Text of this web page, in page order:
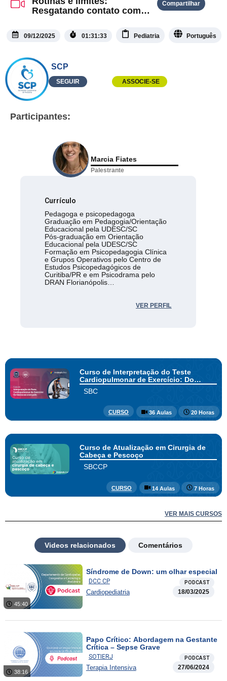
Resgatando contato com
Compartilhar
09/12/2025 01:31:33 Pediatria Português
SCP
SEGUIR ASSOCIE-SE
Participantes:
Marcia Fiates
Palestrante
Currículo
Pedagoga e psicopedagoga
Graduação em Pedagogia/Orientação
Educacional pela UDESC/SC
Pós-graduação em Orientação
Educacional pela UDESC/SC
Formação em Psicopedagogia Clínica
e Grupos Operativos pelo Centro de
Estudos Psicopedagógicos de
Curitiba/PR e em Psicodrama pelo
DRAN Florianópolis
VER PERFIL
Curso de Interpretação do Teste
Cardiopulmonar de Exercício: Do
básico ao avançado
SBC
CURSO 36 Aulas 20 Horas
Curso de Atualização em Cirurgia de
Cabeça e Pescoço
SBCCP
CURSO 14 Aulas 7 Horas
VER MAIS CURSOS
Videos relacionados Comentários
45:40
Síndrome de Down: um olhar especial
DCC CP PODCAST
Cardiopediatria 18/03/2025
38:16
Papo Crítico: Abordagem na Gestante
Crítica – Sepse Grave
SOTIERJ PODCAST
Terapia Intensiva 27/06/2024